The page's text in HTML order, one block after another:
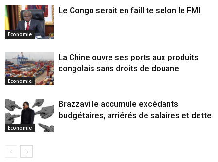
Economie
Le Congo serait en faillite selon le FMI
Economie
La Chine ouvre ses ports aux produits
congolais sans droits de douane
Economie
Brazzaville accumule excédants
budgétaires, arriérés de salaires et dette